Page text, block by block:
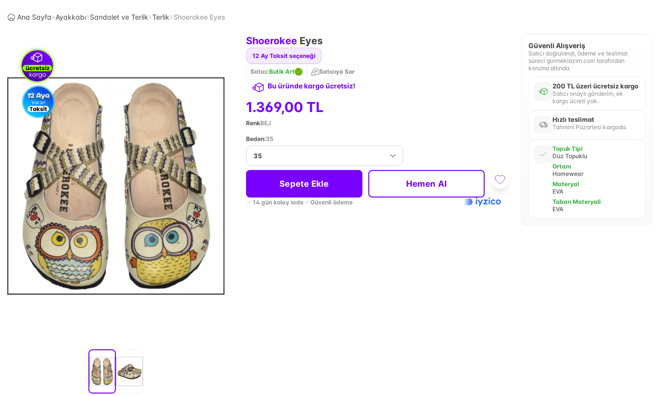
Ana Sayfa Ayakkabı Sandalet ve Terlik Terlik Shoerokee Eyes
Shoerokee Eyes
12 Ay Taksit seçeneği
Satıcı:Butik Art Satıcıya Sor
Bu üründe kargo ücretsiz!
1.369,00 TL
RenkBEJ
Beden:35
35
Sepete Ekle Hemen Al
14 gün kolay iade Güvenli ödeme
Güvenli Alışveriş
Satıcı doğrulandı, ödeme ve teslimat
süreci gormeklazim.com tarafından
koruma altında.
200 TL üzeri ücretsiz kargo
Satıcı onaylı gönderim, ek
kargo ücreti yok.
Hızlı teslimat
Tahmini Pazartesi kargoda.
Topuk Tipi
Düz Topuklu
Ortam
Homewear
Materyal
EVA
Taban Materyali
EVA